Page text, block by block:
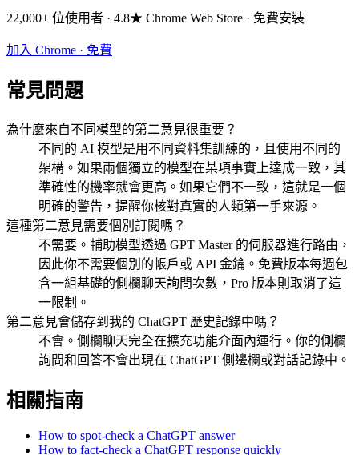
22,000+ 位使用者 · 4.8★ Chrome Web Store · 免費安裝
加入 Chrome · 免費
常見問題
為什麼來自不同模型的第二意見很重要？
不同的 AI 模型是用不同資料集訓練的，且使用不同的
架構。如果兩個獨立的模型在某項事實上達成一致，其
準確性的機率就會更高。如果它們不一致，這就是一個
明確的警告，提醒你核對真實的人類第一手來源。
這種第二意見需要個別訂閱嗎？
不需要。輔助模型透過 GPT Master 的伺服器進行路由，
因此你不需要個別的帳戶或 API 金鑰。免費版本每週包
含一組基礎的側欄聊天詢問次數，Pro 版本則取消了這
一限制。
第二意見會儲存到我的 ChatGPT 歷史記錄中嗎？
不會。側欄聊天完全在擴充功能介面內運行。你的側欄
詢問和回答不會出現在 ChatGPT 側邊欄或對話記錄中。
相關指南
How to spot-check a ChatGPT answer
How to fact-check a ChatGPT response quickly